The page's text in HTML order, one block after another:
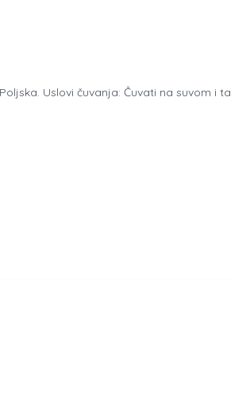
Uslovi čuvanja: Čuvati na suvom i